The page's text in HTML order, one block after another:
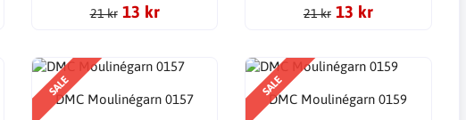
21 kr 13 kr
21 kr 13 kr
SALE
DMC Moulinégarn 0157
SALE
DMC Moulinégarn 0159